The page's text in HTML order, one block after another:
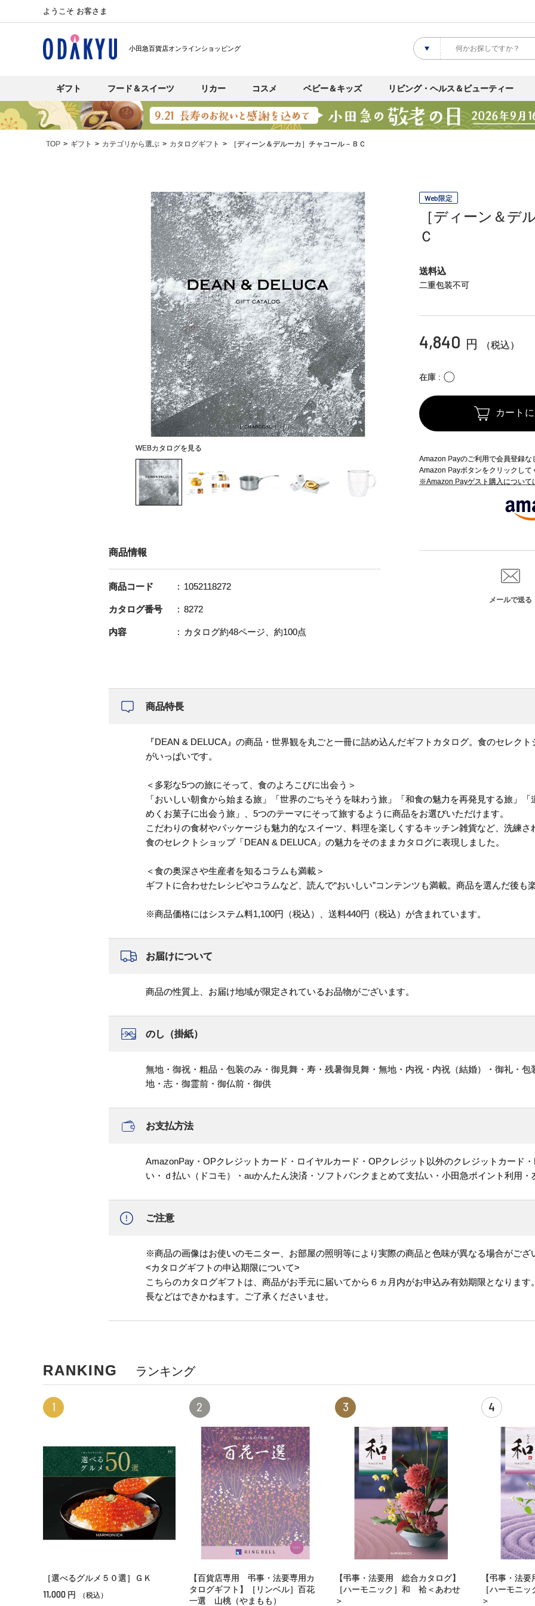
ようこそ お客さま
小田急百貨店オンラインショッピング
ギフト フード＆スイーツ リカー コスメ ベビー＆キッズ リビング・ヘルス＆ビューティー
TOP ギフト カテゴリから選ぶ カタログギフト ［ディーン＆デルーカ］チャコール－ＢＣ
WEBカタログを見る
Web限定
［ディーン＆デ
Ｃ
送料込
二重包装不可
4,840 円 （税込）
在庫 〇
カート
Amazon Payのご利用で会員登録
Amazon Payボタンをクリックして
※Amazon Payゲスト購入について
メールで送る
商品情報
商品コード 1052118272
カタログ番号 8272
内容 カタログ約48ページ、約100点
商品特長
『DEAN & DELUCA』の商品・世界観を丸ごと一冊に詰め込んだギフトカタログ。食のセレク
がいっぱいです。
＜多彩な5つの旅にそって、食のよろこびに出会う＞
「おいしい朝食から始まる旅」「世界のごちそうを味わう旅」「和食の魅力を再発見する旅」
めくお菓子に出会う旅」、5つのテーマにそって旅するように商品をお選びいただけます。
こだわりの食材やパッケージも魅力的なスイーツ、料理を楽しくするキッチン雑貨など、洗練
食のセレクトショップ「DEAN & DELUCA」の魅力をそのままカタログに表現しました。
＜食の奥深さや生産者を知るコラムも満載＞
ギフトに合わせたレシピやコラムなど、読んで“おいしい”コンテンツも満載。商品を選んだ後も
※商品価格にはシステム料1,100円（税込）、送料440円（税込）が含まれています。
お届けについて
商品の性質上、お届け地域が限定されているお品物がございます。
のし（掛紙）
無地・御祝・粗品・包装のみ・御見舞・寿・残暑御見舞・無地・内祝・内祝（結婚）・御礼・
地・志・御霊前・御仏前・御供
お支払方法
AmazonPay・OPクレジットカード・ロイヤルカード・OPクレジット以外のクレジットカード
い・ｄ払い（ドコモ）・auかんたん決済・ソフトバンクまとめて支払い・小田急ポイント利用
ご注意
※商品の画像はお使いのモニター、お部屋の照明等により実際の商品と色味が異なる場合がござ
<カタログギフトの申込期限について>
こちらのカタログギフトは、商品がお手元に届いてから６ヵ月内がお申込み有効期限となりま
長などはできかねます。ご了承くださいませ。
RANKING ランキング
1
［選べるグルメ５０選］ＧＫ
11,000 円 （税込）
2
【百貨店専用 弔事・法要専用カ
タログギフト】［リンベル］百花
一選 山桃（やまもも）
3
【弔事・法要用 総合カタログ】
［ハーモニック］和 袷＜あわせ
＞
4
【弔事・法
［ハーモニ
＞